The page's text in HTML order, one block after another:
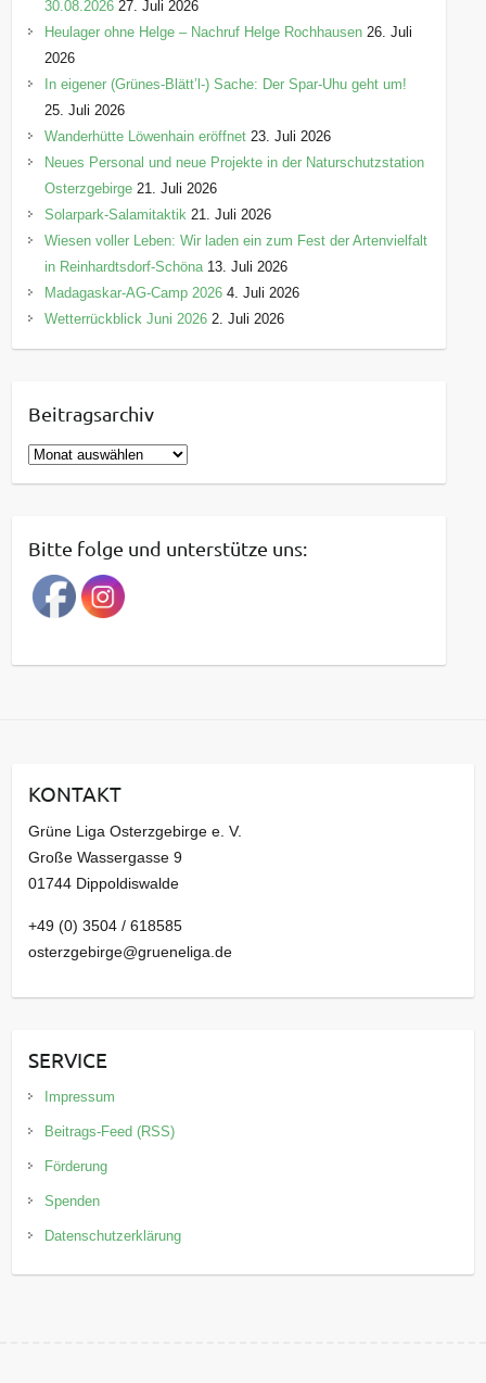
30.08.2026 27. Juli 2026
Heulager ohne Helge – Nachruf Helge Rochhausen 26. Juli
2026
In eigener (Grünes-Blätt’l-) Sache: Der Spar-Uhu geht um!
25. Juli 2026
Wanderhütte Löwenhain eröffnet 23. Juli 2026
Neues Personal und neue Projekte in der Naturschutzstation
Osterzgebirge 21. Juli 2026
Solarpark-Salamitaktik 21. Juli 2026
Wiesen voller Leben: Wir laden ein zum Fest der Artenvielfalt
in Reinhardtsdorf-Schöna 13. Juli 2026
Madagaskar-AG-Camp 2026 4. Juli 2026
Wetterrückblick Juni 2026 2. Juli 2026
Beitragsarchiv
B
e
r
a
g
a
v
Bitte folge und unterstütze uns:
KONTAKT
Grüne Liga Osterzgebirge e. V.
Große Wassergasse 9
01744 Dippoldiswalde
+49 (0) 3504 / 618585
osterzgebirge@grueneliga.de
SERVICE
Impressum
Beitrags-Feed (RSS)
Förderung
Spenden
Datenschutzerklärung